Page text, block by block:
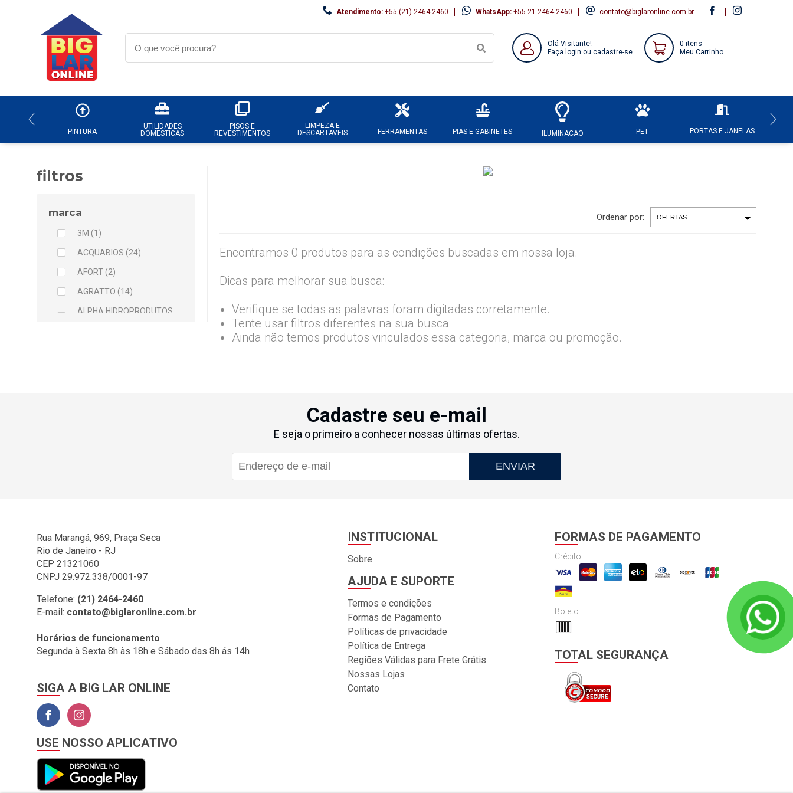
Atendimento: +55 (21) 2464-2460 WhatsApp: +55 21 2464-2460 contato@biglaronline.com.br
Olá Visitante!
Faça login ou cadastre-se
0 itens
Meu Carrinho
PINTURA
UTILIDADES
DOMESTICAS
PISOS E
REVESTIMENTOS
LIMPEZA E
DESCARTAVEIS
FERRAMENTAS PIAS E GABINETES ILUMINACAO PET PORTAS E JANELAS
filtros
marca
3M (1)
ACQUABIOS (24)
AFORT (2)
AGRATTO (14)
ALPHA HIDROPRODUTOS
BIG LAR (1)
BOMBRIL (2)
BOTAFOGO (3)
BRASILIT (1)
BRONZEARTE (4)
CERAL (35)
CLINCK COMERCIO DE
COLGATE (1)
COMEP (1)
CORTAG (1)
COZIMAX (63)
Ordenar por:
Encontramos 0 produtos para as condições buscadas em nossa loja.
Dicas para melhorar sua busca:
Verifique se todas as palavras foram digitadas corretamente.
Tente usar filtros diferentes na sua busca
Ainda não temos produtos vinculados essa categoria, marca ou promoção.
Cadastre seu e-mail
E seja o primeiro a conhecer nossas últimas ofertas.
ENVIAR
Rua Marangá, 969, Praça Seca
Rio de Janeiro - RJ
CEP 21321060
CNPJ 29.972.338/0001-97
Telefone: (21) 2464-2460
E-mail: contato@biglaronline.com.br
Horários de funcionamento
Segunda à Sexta 8h às 18h e Sábado das 8h ás 14h
SIGA A BIG LAR ONLINE
INSTITUCIONAL
Sobre
AJUDA E SUPORTE
Termos e condições
Formas de Pagamento
Políticas de privacidade
Política de Entrega
Regiões Válidas para Frete Grátis
Nossas Lojas
Contato
FORMAS DE PAGAMENTO
Crédito
Boleto
TOTAL SEGURANÇA
USE NOSSO APLICATIVO